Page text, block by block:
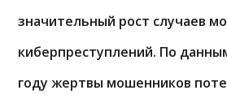
значительный рост случаев
киберпреступлений. По
году жертвы мошенников